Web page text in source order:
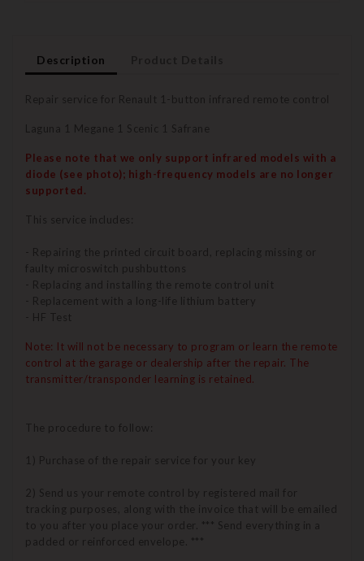
Description
Repair service for Renault 1-button infrared remote control
Laguna 1 Megane 1 Scenic 1 Safrane
Please note that we only support infrared models with a
diode (see photo); high-frequency models are no longer
supported.
This service includes:
- Repairing the printed circuit board, replacing missing or
faulty microswitch pushbuttons
- Replacing and installing the remote control unit
- Replacement with a long-life lithium battery
- HF Test
Note: It will not be necessary to program or learn the remote
control at the garage or dealership after the repair. The
transmitter/transponder learning is retained.
The procedure to follow:
1) Purchase of the repair service for your key
2) Send us your remote control by registered mail for
tracking purposes, along with the invoice that will be emailed
to you after you place your order. *** Send everything in a
padded or reinforced envelope. ***